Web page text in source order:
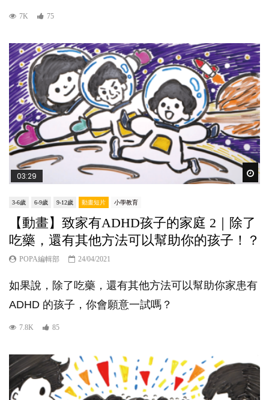
7K 75
03:29
3-6歲 6-9歲 9-12歲 動畫短片 小學教育
【動畫】致家有ADHD孩子的家庭 2｜除了
吃藥，還有其他方法可以幫助你的孩子！？
POPA編輯部 24/04/2021
如果說，除了吃藥，還有其他方法可以幫助你家患有
ADHD 的孩子，你會願意一試嗎？
7.8K 85